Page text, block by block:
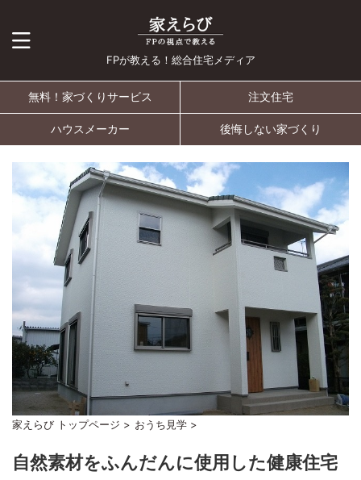
FPが教える！総合住宅メディア
無料！家づくりサービス 注文住宅
ハウスメーカー 後悔しない家づくり
家えらび トップページ > おうち見学 >
自然素材をふんだんに使用した健康住宅